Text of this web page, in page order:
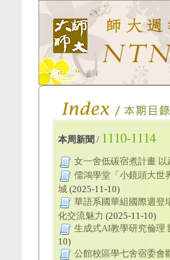
本周新聞 / 1110-1114
女一舍低碳宿煮計畫
儒鴻學堂「小鏡頭大
城 (2025-11-10)
華語系國華組國際週登
化交流魅力 (2025-11-10)
生成式AI教學研究倫理
10)
公館校區學七舍宿委會